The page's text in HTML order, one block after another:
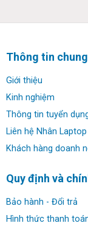
Hiệu suất:
Dell Vostro 3535
Thông tin chung
Giới thiệu
Kinh nghiệm
Thông tin tuyển
Liên hệ Nhân Laptop
Khách hàng doanh
Quy định và
Bảo hành - Đổi trả
Hình thức thanh